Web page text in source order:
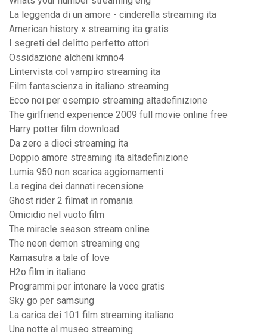
La leggenda di un amore - cinderella streaming ita
American history x streaming ita gratis
I segreti del delitto perfetto attori
Ossidazione alcheni kmno4
Lintervista col vampiro streaming ita
Film fantascienza in italiano streaming
Ecco noi per esempio streaming altadefinizione
The girlfriend experience 2009 full movie online free
Harry potter film download
Da zero a dieci streaming ita
Doppio amore streaming ita altadefinizione
Lumia 950 non scarica aggiornamenti
La regina dei dannati recensione
Ghost rider 2 filmat in romania
Omicidio nel vuoto film
The miracle season stream online
The neon demon streaming eng
Kamasutra a tale of love
H2o film in italiano
Programmi per intonare la voce gratis
Sky go per samsung
La carica dei 101 film streaming italiano
Una notte al museo streaming